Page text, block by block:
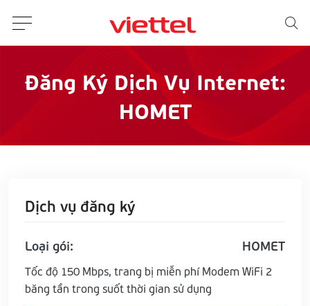
Đăng Ký Dịch Vụ Internet:
HOMET
Dịch vụ đăng ký
Loại gói: HOMET
Tốc độ 150 Mbps, trang bị miễn phí Modem WiFi 2
băng tần trong suốt thời gian sử dụng